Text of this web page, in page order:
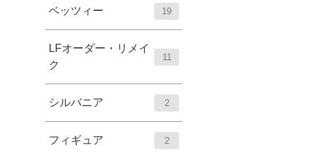
ベッツィー 19
LFオーダー・リメイ
ク
11
シルバニア 2
フィギュア 2